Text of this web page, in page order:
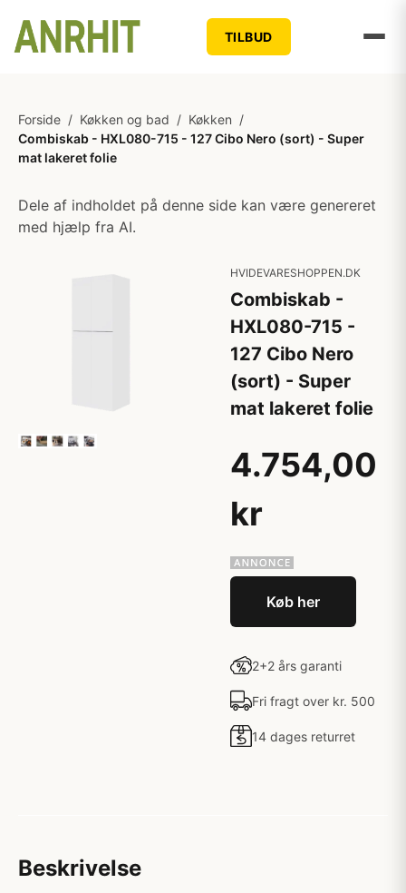
TILBUD
Forside / Køkken og bad / Køkken /
Combiskab - HXL080-715 - 127 Cibo Nero (sort) - Super
mat lakeret folie
Dele af indholdet på denne side kan være genereret
med hjælp fra AI.
HVIDEVARESHOPPEN.DK
Combiskab -
HXL080-715 -
127 Cibo Nero
(sort) - Super
mat lakeret folie
4.754,00
kr
Køb her
2+2 års garanti
Fri fragt over kr. 500
14 dages returret
Beskrivelse